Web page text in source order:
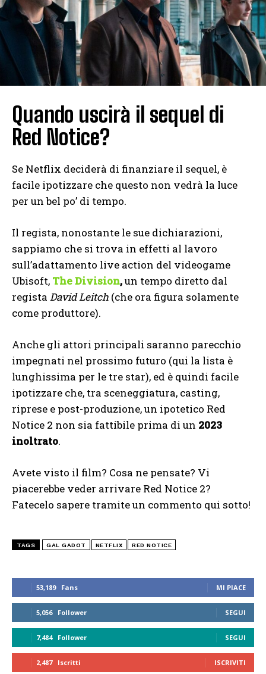
53,189 Fans MI PIACE
5,056 Follower SEGUI
7,484 Follower SEGUI
2,487 Iscritti ISCRIVITI
Quando uscirà il sequel di
Red Notice?
Se Netflix deciderà di finanziare il sequel, è
facile ipotizzare che questo non vedrà la luce
per un bel po’ di tempo.
Il regista, nonostante le sue dichiarazioni,
sappiamo che si trova in effetti al lavoro
sull’adattamento live action del videogame
Ubisoft, The Division,un tempo diretto dal
regista David Leitch (che ora figura solamente
come produttore).
Anche gli attori principali saranno parecchio
impegnati nel prossimo futuro (qui la lista è
lunghissima per le tre star), ed è quindi facile
ipotizzare che, tra sceneggiatura, casting,
riprese e post-produzione, un ipotetico Red
Notice 2 non sia fattibile prima di un 2023
inoltrato.
Avete visto il film? Cosa ne pensate? Vi
piacerebbe veder arrivare Red Notice 2?
Fatecelo sapere tramite un commento qui sotto!
TAGS GAL GADOT NETFLIX RED NOTICE